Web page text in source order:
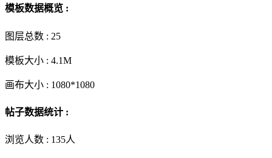
模板数据概览 :
图层总数 : 25
模板大小 : 4.1M
画布大小 : 1080*1080
帖子数据统计 :
浏览人数 : 135人